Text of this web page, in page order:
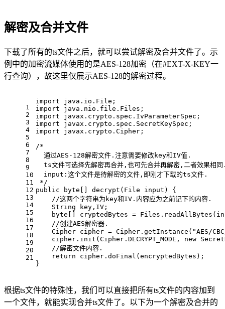
解密及合并文件
下载了所有的ts文件之后，就可以尝试解密及合并文件了。示
例中的加密流媒体使用的是AES-128加密（在#EXT-X-KEY一
行查询），故这里仅展示AES-128的解密过程。
1
2
3
4
5
6
7
8
9
10
11
12
13
14
15
16
17
18
19
20
21
import java.io.File;
import java.nio.file.Files;
import javax.crypto.spec.IvParameterSpec;
import javax.crypto.spec.SecretKeySpec;
import javax.crypto.Cipher;
/*
  通过AES-128解密文件.注意需要修改key和IV值.
ts文件可选择先解密再合并,也可先合并再解密,二者效果相同
  input:这个文件是待解密的文件,即刚才下载的ts文件.
*/
public
byte [] decrypt(File input) {
//这两个字符串为key和IV.内容应为之前记下的内容.
    String key,IV;
byte [] cryptedBytes =
//创建AES解密器.
Cipher cipher = Cipher.getInstance( "AES/
    cipher.init(Cipher.DECRYPT_MODE,
new
//解密文件内容.
return cipher.doFinal(encryptedBytes);
}
根据ts文件的特殊性，我们可以直接把所有ts文件的内容加到
一个文件，就能实现合并ts文件了。以下为一个解密及合并的